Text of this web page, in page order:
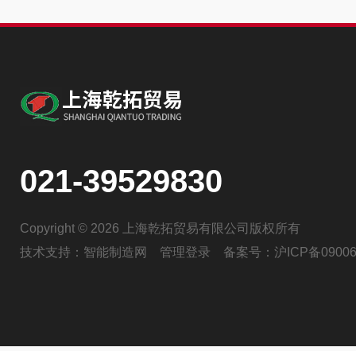
021-39529830
Copyright © 2026 上海乾拓贸易有限公司版权所有
技术支持： 智能制造网 管理登录 备案号： 沪ICP备